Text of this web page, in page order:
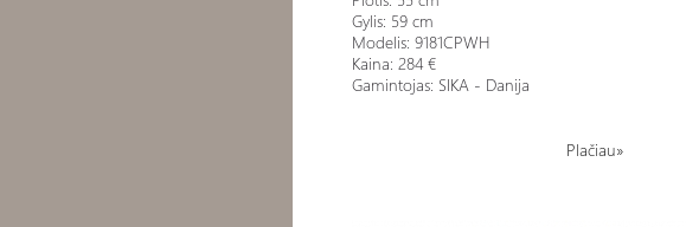
Gylis: 59 cm
Modelis: 9181CPWH
Kaina: 284 €
Gamintojas: SIKA - Danija
Plačiau»